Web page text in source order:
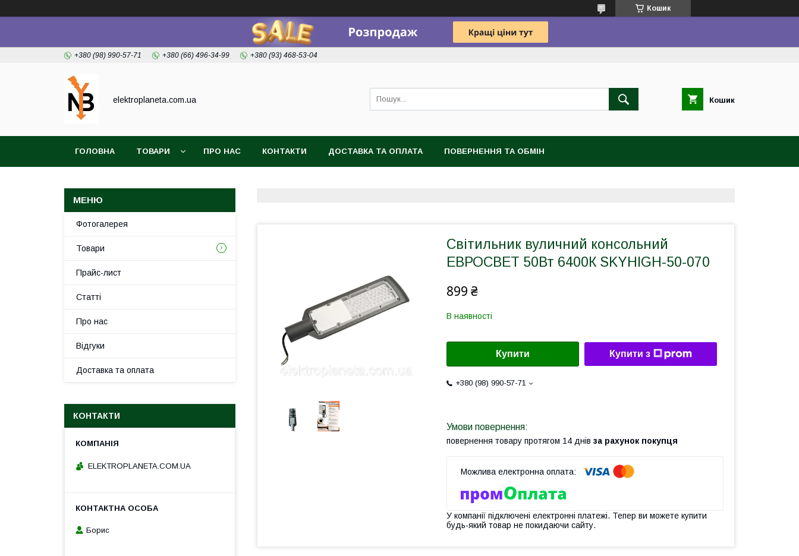
Кошик
+380 (98) 990-57-71 +380 (66) 496-34-99 +380 (93) 468-53-04
elektroplaneta.com.ua Кошик
ГОЛОВНА ТОВАРИ ПРО НАС КОНТАКТИ ДОСТАВКА ТА ОПЛАТА ПОВЕРНЕННЯ ТА ОБМІН
Світильник вуличний консольний
ЕВРОСВЕТ 50Вт 6400К SKYHIGH-50-070
899 ₴
В наявності
Купити Купити з
+380 (98) 990-57-71
повернення товару протягом 14 днів за рахунок покупця
У компанії підключені електронні платежі. Тепер ви можете купити
будь-який товар не покидаючи сайту.
Фотогалерея
Товари
Прайс-лист
Статті
Про нас
Відгуки
Доставка та оплата
КОНТАКТИ
ELEKTROPLANETA.COM.UA
Борис